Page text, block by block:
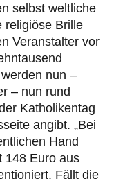
selbst weltliche
religiöse Brille
Veranstalter vor
nun –
– nun rund
Katholikentag
angibt. „Bei
Hand
148 Euro aus
Fällt die